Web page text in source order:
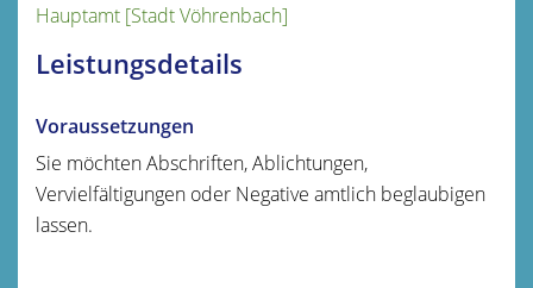
Hauptamt [Stadt Vöhrenbach]
Leistungsdetails
Voraussetzungen
Sie möchten Abschriften, Ablichtungen,
Vervielfältigungen oder Negative amtlich beglaubigen
lassen.